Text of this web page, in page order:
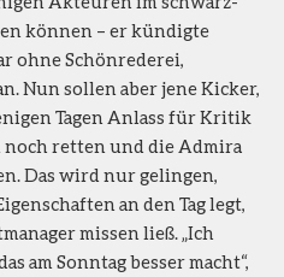
können – er kündigte
ohne Schönrederei,
Nun sollen aber jene Kicker,
Tagen Anlass für Kritik
noch retten und die Admira
Das wird nur gelingen,
an den Tag legt,
missen ließ. „Ich
am Sonntag besser macht“,